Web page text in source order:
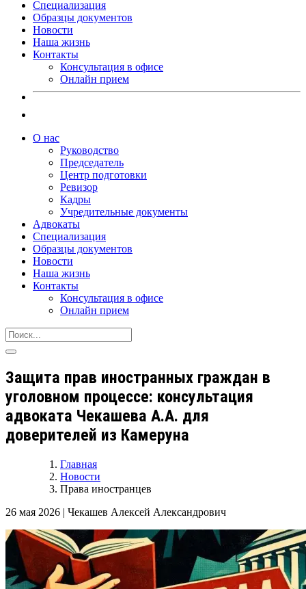
Специализация
Образцы документов
Новости
Наша жизнь
Контакты
Консультация в офисе
Онлайн прием
О нас
Руководство
Председатель
Центр подготовки
Ревизор
Кадры
Учредительные документы
Адвокаты
Специализация
Образцы документов
Новости
Наша жизнь
Контакты
Консультация в офисе
Онлайн прием
Защита прав иностранных граждан в
уголовном процессе: консультация
адвоката Чекашева А.А. для
доверителей из Камеруна
Главная
Новости
Права иностранцев
26 мая 2026 | Чекашев Алексей Александрович